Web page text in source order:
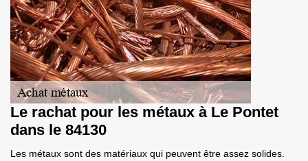
Le rachat pour les métaux à Le Pontet
dans le 84130
Les métaux sont des matériaux qui peuvent être assez solides.